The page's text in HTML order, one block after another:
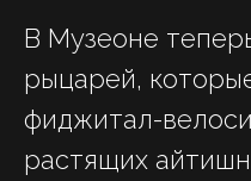
В Музеоне
рыцарей,
фиджитал-
растящих